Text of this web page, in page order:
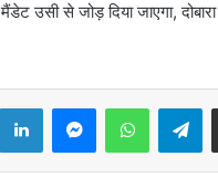
उसी से जोड़ दिया जाएगा,
LinkedInMessengerWhatsApp